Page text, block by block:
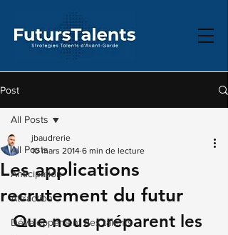
Post
All Posts
Anticipation
Attraction
Développement des talents
All Posts
Les applications
recrutement du futur
jbaudrerie
10 mars 2014 6 min de lecture
Que nous préparent les